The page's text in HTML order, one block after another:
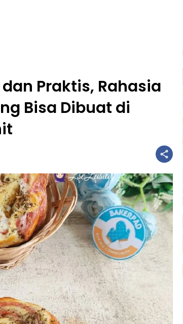
dan Praktis, Rahasia
Bisa Dibuat di